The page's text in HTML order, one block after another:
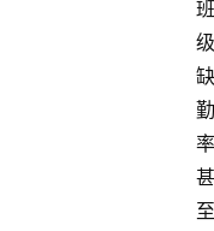
班
级
缺
勤
率
甚
至